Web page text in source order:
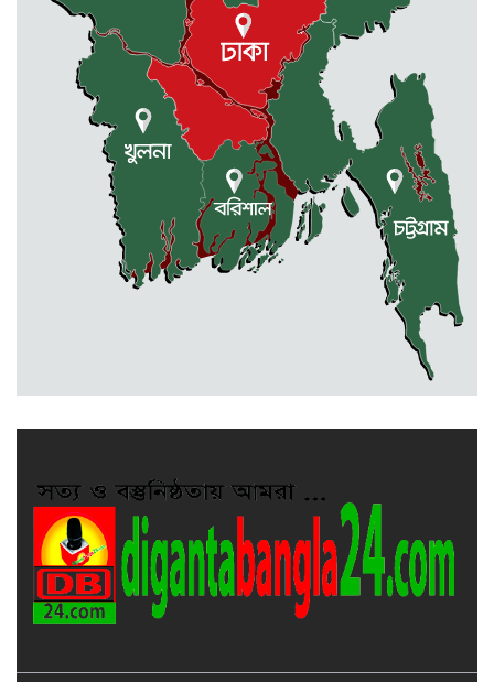
সুনামগঞ্জে সড়কের ওপর রামদা দিয়ে
কুপিয়ে কৃষককে হত্যা, আহত আরো ৫
জন
সিলেটে শিশুকন্যা ফাহিমা ধর্ষণচেষ্টা ও
হত্যা মামলায় জাকিরের মৃত্যুদণ্ড
রাজশাহীতে স্কুলের ৬ তলা থেকে লাফ
দুর্গাপুরে ৪০ বোতল ভারতীয় মদসহ